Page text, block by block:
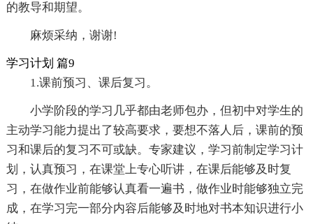
的教导和期望。
麻烦采纳，谢谢!
学习计划 篇9
1.课前预习、课后复习。
小学阶段的学习几乎都由老师包办，但初中对学生的
主动学习能力提出了较高要求，要想不落人后，课前的预
习和课后的复习不可或缺。专家建议，学习前制定学习计
划，认真预习，在课堂上专心听讲，在课后能够及时复
习，在做作业前能够认真看一遍书，做作业时能够独立完
成，在学习完一部分内容后能够及时地对书本知识进行小